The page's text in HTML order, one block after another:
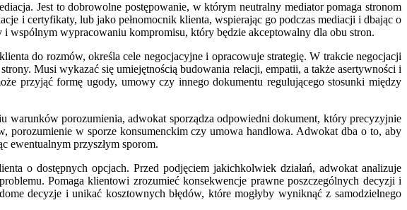
Jest to dobrowolne postępowanie, w którym neutralny mediator pomaga stronom
i certyfikaty, lub jako pełnomocnik klienta, wspierając go podczas mediacji i dbając o
wspólnym wypracowaniu kompromisu, który będzie akceptowalny dla obu stron.
do rozmów, określa cele negocjacyjne i opracowuje strategię. W trakcie negocjacji
Musi wykazać się umiejętnością budowania relacji, empatii, a także asertywności i
przyjąć formę ugody, umowy czy innego dokumentu regulującego stosunki między
porozumienia, adwokat sporządza odpowiedni dokument, który precyzyjnie
porozumienie w sporze konsumenckim czy umowa handlowa. Adwokat dba o to, aby
ewentualnym przyszłym sporom.
o dostępnych opcjach. Przed podjęciem jakichkolwiek działań, adwokat analizuje
Pomaga klientowi zrozumieć konsekwencje prawne poszczególnych decyzji i
decyzje i unikać kosztownych błędów, które mogłyby wyniknąć z samodzielnego